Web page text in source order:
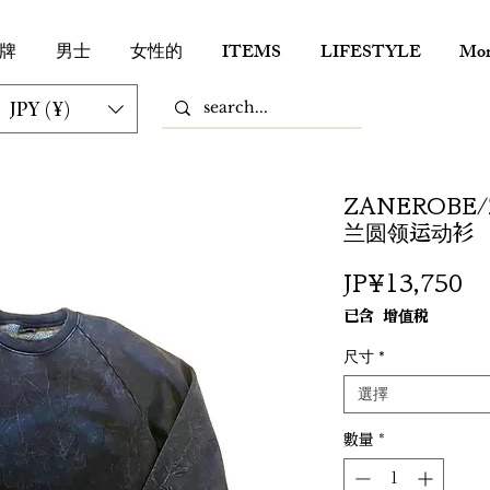
男士 女性的 ITEMS LIFESTYLE
JPY (¥)
兰圆领运动衫
JP¥13,750
已含 增值税
尺寸 *
選擇
數量 *